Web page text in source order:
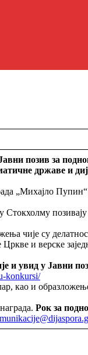
позив за
државе и
„Михајло
чије су
и верске
и увид у Јавни
konkursi/
као и
Рок за